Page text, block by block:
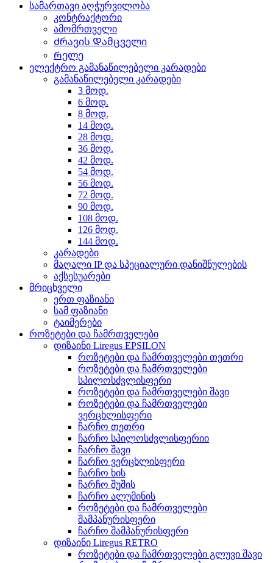
სამართავი აღჭურვილობა
კონტრაქტორი
ამომრთველი
Ძრავის Დამცველი
Რელე
ელექტრო გამანაწილებელი კარადები
გამანაწილებელი კარადები
3 მოდ.
6 მოდ.
8 მოდ.
14 მოდ.
28 მოდ.
36 მოდ.
42 მოდ.
54 მოდ.
56 მოდ.
72 მოდ.
90 მოდ.
108 მოდ.
126 მოდ.
144 მოდ.
კარადები
მაღალი IP და სპეციალური დანიშნულების
აქსესუარები
მრიცხველი
ერთ ფაზიანი
სამ ფაზიანი
ტაიმერები
როზეტები და ჩამრთველები
დიზაინი Liregus EPSILON
როზეტები და ჩამრთველები თეთრი
როზეტები და ჩამრთველები
სპილოსძვლისფერი
როზეტები და ჩამრთველები შავი
როზეტები და ჩამრთველები
ვერცხლისფერი
ჩარჩო თეთრი
ჩარჩო სპილოსძვლისფერიი
ჩარჩო შავი
ჩარჩო ვერცხლისფერი
ჩარჩო ხის
ჩარჩო შუშის
ჩარჩო ალუმინის
როზეტები და ჩამრთველები
შამპანურისფერი
ჩარჩო შამპანურისფერი
დიზაინი Liregus RETRO
როზეტები და ჩამრთველები გლუვი შავი